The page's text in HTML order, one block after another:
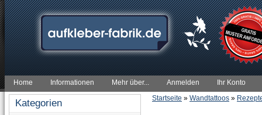
Startseite » Wandtattoos »
Kategorien
Home Informationen Mehr über... Anmelden Ihr Konto